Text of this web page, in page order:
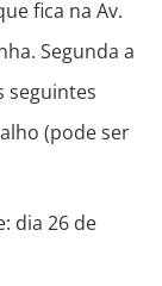
fica na Av.
Segunda a
seguintes
(pode ser
dia 26 de